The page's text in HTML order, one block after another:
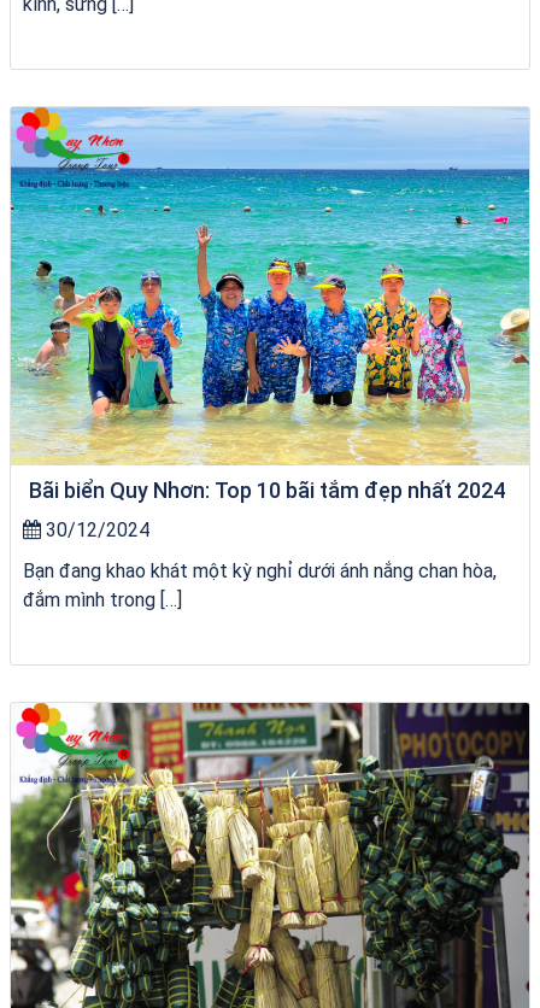
kính, sừng […]
Tour Gia Lai Quy Nhơn
Bãi biển Quy Nhơn: Top 10 bãi tắm đẹp nhất 2024
30/12/2024
Bạn đang khao khát một kỳ nghỉ dưới ánh nắng chan hòa,
đắm mình trong […]
Tour Gia Lai Quy Nhơn